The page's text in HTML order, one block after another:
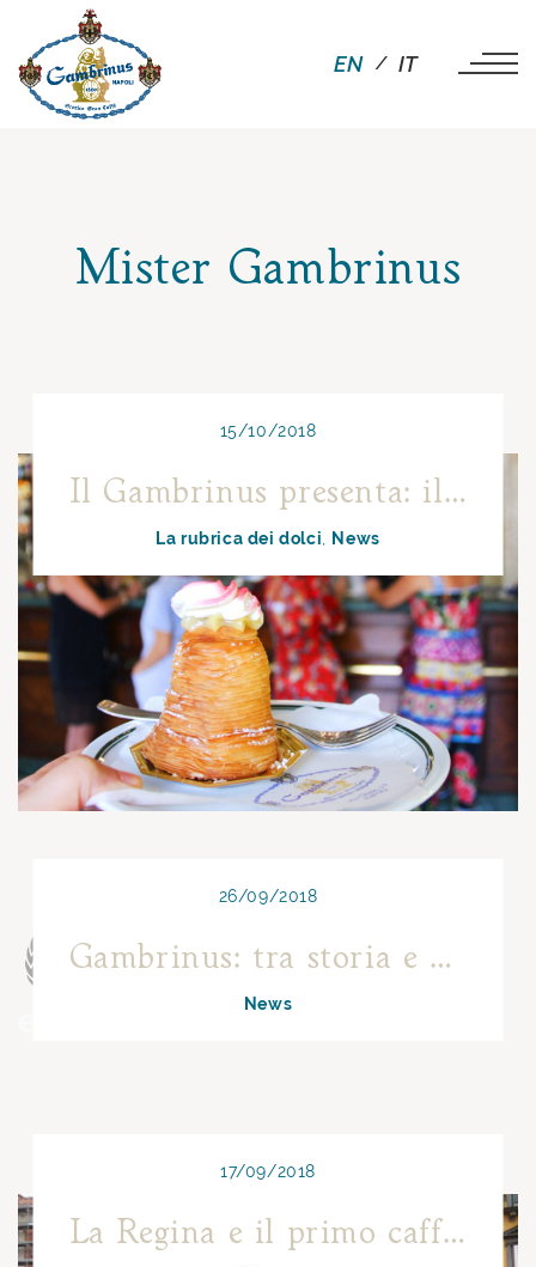
EN IT
Mister Gambrinus
15/10/2018
Il Gambrinus presenta: il Vesuvio
La rubrica dei dolci News
26/09/2018
Gambrinus: tra storia e cultura
News
17/09/2018
La Regina e il primo caffè di corte